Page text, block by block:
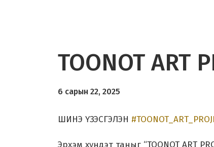
TOONOT ART
6 сарын 22, 2025
ШИНЭ ҮЗЭСГЭЛЭН
Эрхэм хүндэт таныг “TOONOT ART